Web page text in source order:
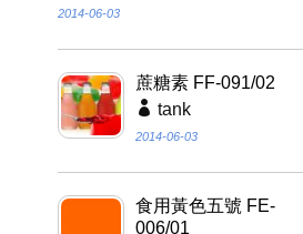
2014-06-03
蔗糖素 FF-091/02
tank
2014-06-03
食用黃色五號 FE-
006/01